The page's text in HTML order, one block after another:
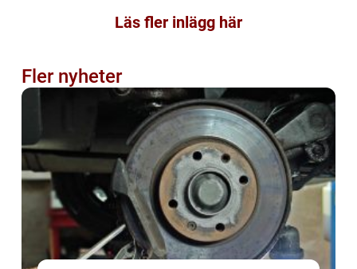
Läs fler inlägg här
Fler nyheter